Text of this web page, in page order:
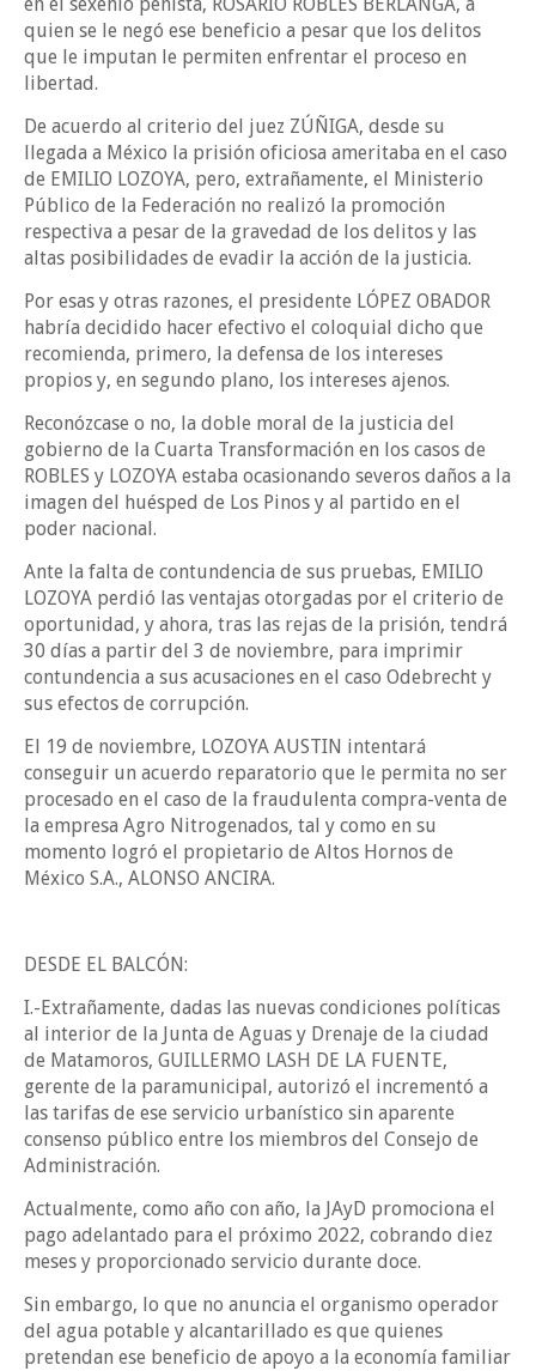
quien se le negó ese beneficio a pesar que los delitos
que le imputan le permiten enfrentar el proceso en
libertad.
De acuerdo al criterio del juez ZÚÑIGA, desde su
llegada a México la prisión oficiosa ameritaba en el caso
de EMILIO LOZOYA, pero, extrañamente, el Ministerio
Público de la Federación no realizó la promoción
respectiva a pesar de la gravedad de los delitos y las
altas posibilidades de evadir la acción de la justicia.
Por esas y otras razones, el presidente LÓPEZ OBADOR
habría decidido hacer efectivo el coloquial dicho que
recomienda, primero, la defensa de los intereses
propios y, en segundo plano, los intereses ajenos.
Reconózcase o no, la doble moral de la justicia del
gobierno de la Cuarta Transformación en los casos de
ROBLES y LOZOYA estaba ocasionando severos daños a la
imagen del huésped de Los Pinos y al partido en el
poder nacional.
Ante la falta de contundencia de sus pruebas, EMILIO
LOZOYA perdió las ventajas otorgadas por el criterio de
oportunidad, y ahora, tras las rejas de la prisión, tendrá
30 días a partir del 3 de noviembre, para imprimir
contundencia a sus acusaciones en el caso Odebrecht y
sus efectos de corrupción.
El 19 de noviembre, LOZOYA AUSTIN intentará
conseguir un acuerdo reparatorio que le permita no ser
procesado en el caso de la fraudulenta compra-venta de
la empresa Agro Nitrogenados, tal y como en su
momento logró el propietario de Altos Hornos de
México S.A., ALONSO ANCIRA.
DESDE EL BALCÓN:
I.-Extrañamente, dadas las nuevas condiciones políticas
al interior de la Junta de Aguas y Drenaje de la ciudad
de Matamoros, GUILLERMO LASH DE LA FUENTE,
gerente de la paramunicipal, autorizó el incrementó a
las tarifas de ese servicio urbanístico sin aparente
consenso público entre los miembros del Consejo de
Administración.
Actualmente, como año con año, la JAyD promociona el
pago adelantado para el próximo 2022, cobrando diez
meses y proporcionado servicio durante doce.
Sin embargo, lo que no anuncia el organismo operador
del agua potable y alcantarillado es que quienes
pretendan ese beneficio de apoyo a la economía familiar